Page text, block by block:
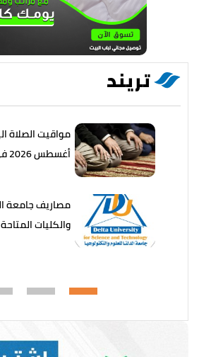
تريند
أغسطس 2026 في مصر
والكليات المتاحة